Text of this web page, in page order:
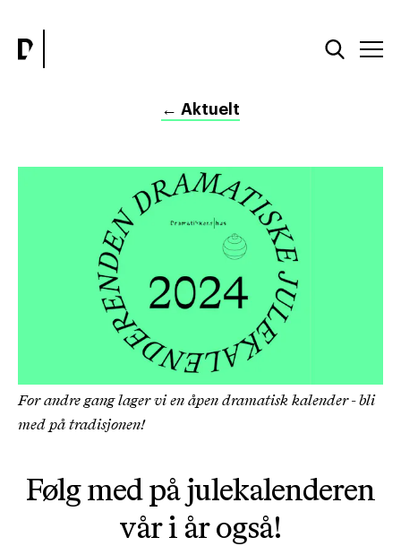
← Aktuelt
Følg med på julekalenderen
vår i år også!
For andre gang lager vi en åpen dramatisk kalender - bli
med på tradisjonen!